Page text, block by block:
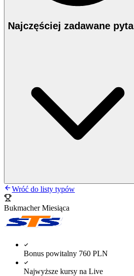
Najczęściej zadawane
Wróć do listy typów
Bukmacher Miesiąca
Bonus powitalny 760 PLN
Najwyższe kursy na Live